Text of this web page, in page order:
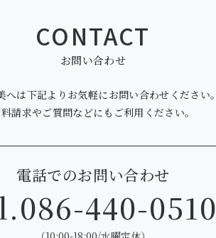
CONTACT
お問い合わせ
へは下記よりお気軽にお問い合わせください。
請求やご質問などにも ご利用ください。
電話でのお問い合わせ
086-440-0510